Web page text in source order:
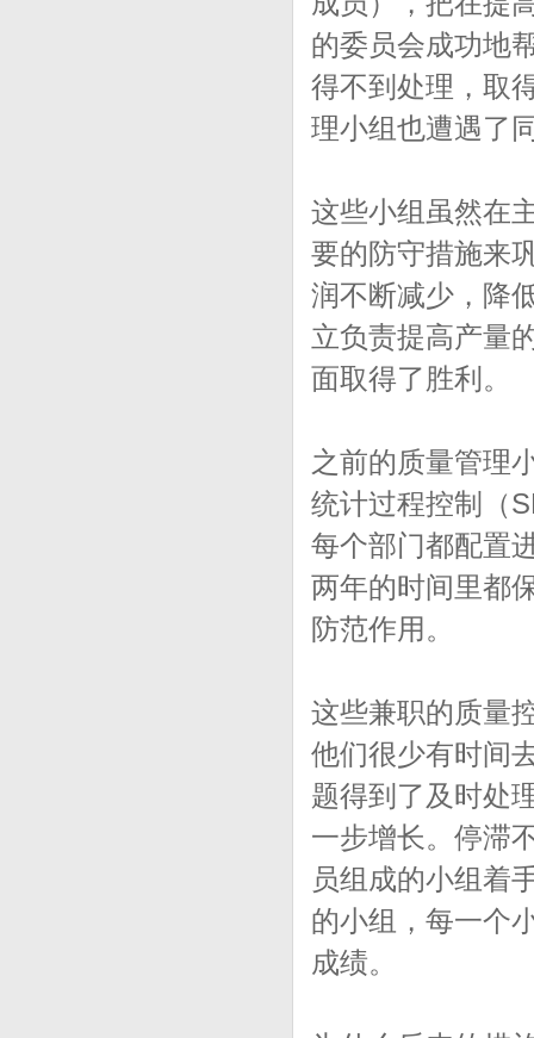
的委员会成功地
得不到处理，取
理小组也遭遇了
这些小组虽然在
要的防守措施来
润不断减少，降
立负责提高产量
面取得了胜利。
之前的质量管理
统计过程控制（
每个部门都配置
两年的时间里都
防范作用。
这些兼职的质量
他们很少有时间
题得到了及时处
一步增长。停滞
员组成的小组着
的小组，每一个
成绩。